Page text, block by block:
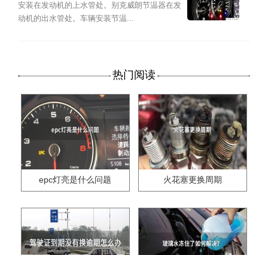
安装在发动机的上水管处。别克威朗节温器在发
动机的出水管处。车辆安装节温...
热门阅读
epc灯亮是什么问题 火花塞更换周期